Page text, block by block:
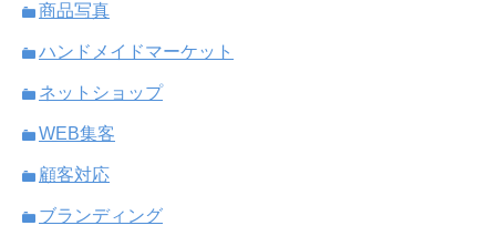
商品写真
ハンドメイドマーケット
ネットショップ
WEB集客
顧客対応
ブランディング